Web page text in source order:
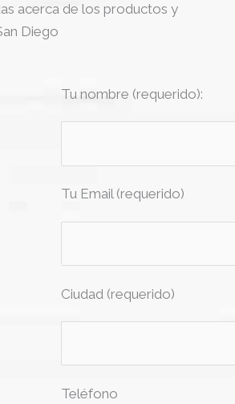
acerca de los productos y
Diego
Tu nombre (requerido):
Tu Email (requerido)
Ciudad (requerido)
Teléfono